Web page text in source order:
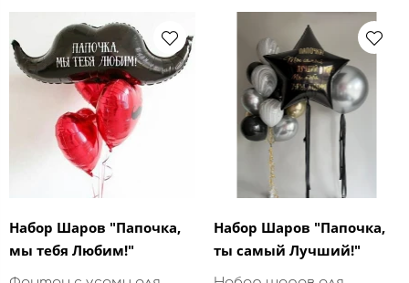
Набор Шаров "Папочка,
мы тебя Любим!"
Набор Шаров "Папочка,
ты самый Лучший!"